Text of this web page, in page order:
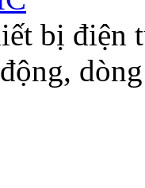
bị điện